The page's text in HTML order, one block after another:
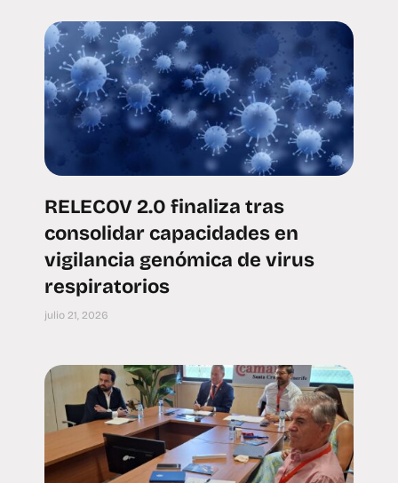
RELECOV 2.0 finaliza tras
consolidar capacidades en
vigilancia genómica de virus
respiratorios
julio 21, 2026